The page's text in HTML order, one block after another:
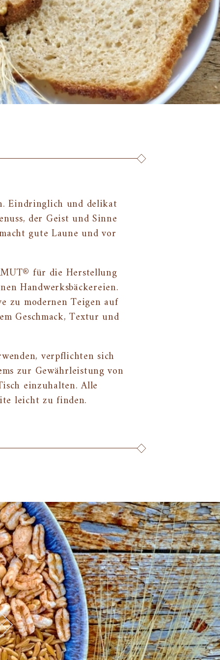
Eindringlich und delikat
der Geist und Sinne
gute Laune und vor
für die Herstellung
Handwerksbäckereien.
zu modernen Teigen auf
Geschmack, Textur und
verpflichten sich
zur Gewährleistung von
einzuhalten. Alle
leicht zu finden.